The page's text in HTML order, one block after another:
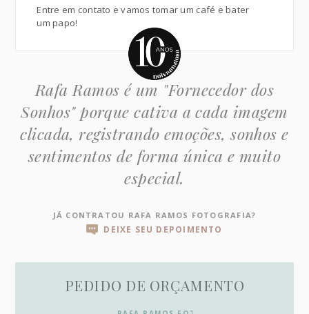
Entre em contato e vamos tomar um café e bater
um papo!
Rafa Ramos é um "Fornecedor dos
Sonhos" porque cativa a cada imagem
clicada, registrando emoções, sonhos e
sentimentos de forma única e muito
especial.
JÁ CONTRATOU RAFA RAMOS FOTOGRAFIA?
DEIXE SEU DEPOIMENTO
PEDIDO DE ORÇAMENTO